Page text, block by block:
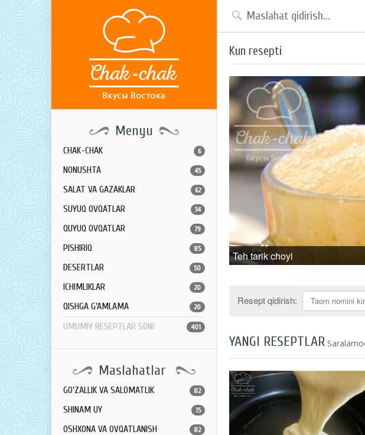
Menyu
CHAK-CHAK 6
NONUSHTA 45
SALAT VA GAZAKLAR 62
SUYUQ OVQATLAR 34
QUYUQ OVQATLAR 79
PISHIRIQ 85
DESERTLAR 50
ICHIMLIKLAR 20
QISHGA G'AMLAMA 20
UMUMIY RESEPTLAR SONI 401
Maslahatlar
GO'ZALLIK VA SALOMATLIK 82
SHINAM UY 15
OSHXONA VA OVQATLANISH 82
Kun resepti
Teh tarik choyi
Resept qidirish:
YANGI RESEPTLAR